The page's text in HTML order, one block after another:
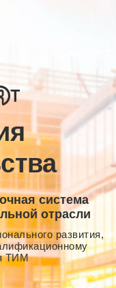
система
отрасли
развития,
ТИМ